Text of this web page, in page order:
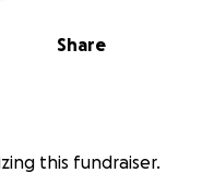
Share
this fundraiser.